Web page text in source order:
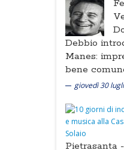
Debbio
Manes:
bene
giovedì 30
Pietrasanta -